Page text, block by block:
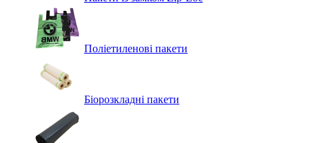
Поліетиленові пакети
Біорозкладні пакети